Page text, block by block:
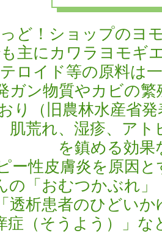
ど！ショップのヨ
主にカワラヨモギ
ロイド等の原料は
ガン物質やカビの
り（旧農林水産省
肌荒れ、湿疹、ア
を鎮める効
ー性皮膚炎を原因
の「おむつかぶれ
透析患者のひどい
症（そうよう）」